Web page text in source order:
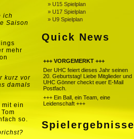
ich
Saison
mehr
kurz vor
damals
mit ein
so.
» U15 Spielplan
» U17 Spielplan
» U9 Spielplan
Quick News
+++ VORGEMERKT +++
Der UHC feiert dieses Jahr seinen
20. Geburtstag! Liebe Mitglieder und
UHC Gönner checkt euer E-Mail
Postfach.
+++ Ein Ball, ein Team, eine
Leidenschaft +++
Spielergebnisse